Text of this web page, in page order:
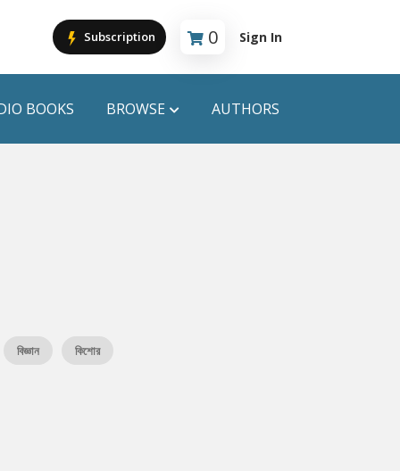
Subscription 0
Cart is empty
Sign In
BOOKS BROWSE AUTHORS
বিজ্ঞান কিশোর